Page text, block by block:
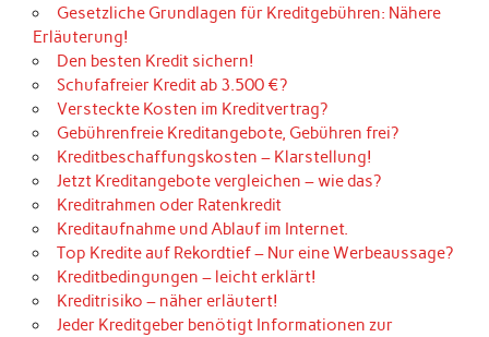
Gesetzliche Grundlagen für Kreditgebühren: Nähere
Erläuterung!
Den besten Kredit sichern!
Schufafreier Kredit ab 3.500 €?
Versteckte Kosten im Kreditvertrag?
Gebührenfreie Kreditangebote, Gebühren frei?
Kreditbeschaffungskosten – Klarstellung!
Jetzt Kreditangebote vergleichen – wie das?
Kreditrahmen oder Ratenkredit
Kreditaufnahme und Ablauf im Internet.
Top Kredite auf Rekordtief – Nur eine Werbeaussage?
Kreditbedingungen – leicht erklärt!
Kreditrisiko – näher erläutert!
Jeder Kreditgeber benötigt Informationen zur